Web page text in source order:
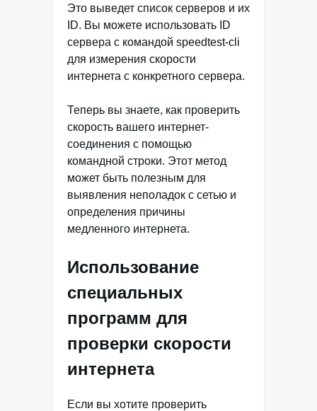
Это выведет список серверов и их
ID. Вы можете использовать ID
сервера с командой speedtest-cli
для измерения скорости
интернета с конкретного сервера.
Теперь вы знаете, как проверить
скорость вашего интернет-
соединения с помощью
командной строки. Этот метод
может быть полезным для
выявления неполадок с сетью и
определения причины
медленного интернета.
Использование
специальных
программ для
проверки скорости
интернета
Если вы хотите проверить